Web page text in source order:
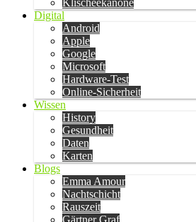
Klischeekanone
Digital
Android
Apple
Google
Microsoft
Hardware-Test
Online-Sicherheit
Wissen
History
Gesundheit
Daten
Karten
Blogs
Emma Amour
Nachtschicht
Rauszeit
Gärtner Graf